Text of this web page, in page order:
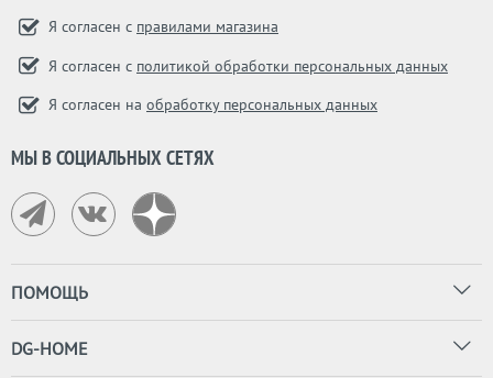
Я согласен с правилами магазина
Я согласен с политикой обработки персональных данных
Я согласен на обработку персональных данных
МЫ В СОЦИАЛЬНЫХ СЕТЯХ
ПОМОЩЬ
DG-HOME